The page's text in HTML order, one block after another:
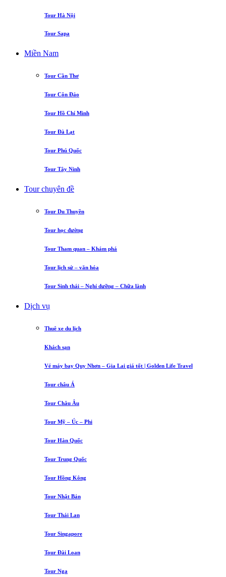
Tour Hà Nội
Tour Sapa
Miền Nam
Tour Cần Thơ
Tour Côn Đảo
Tour Hồ Chí Minh
Tour Đà Lạt
Tour Phú Quốc
Tour Tây Ninh
Tour chuyên đề
Tour Du Thuyền
Tour học đường
Tour Tham quan – Khám phá
Tour lịch sử – văn hóa
Tour Sinh thái – Nghỉ dưỡng – Chữa lành
Dịch vụ
Thuê xe du lịch
Khách sạn
Vé máy bay Quy Nhơn – Gia Lai giá tốt | Golden Life Travel
Tour châu Á
Tour Châu Âu
Tour Mỹ – Úc – Phi
Tour Hàn Quốc
Tour Trung Quốc
Tour Hồng Kông
Tour Nhật Bản
Tour Thái Lan
Tour Singapore
Tour Đài Loan
Tour Nga